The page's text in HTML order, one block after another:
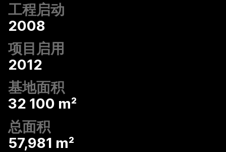
工程启动
2008
项目启用
2012
基地面积
32 100 m²
总面积
57,981 m²